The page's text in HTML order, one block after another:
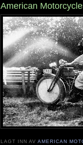
American
LAGT INN AVAMERICAN